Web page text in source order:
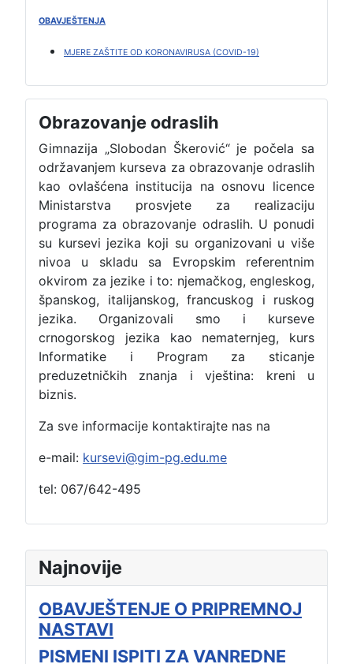
Najnovije
OBAVJEŠTENJE O PRIPREMNOJ
NASTAVI
PISMENI ISPITI ZA VANREDNE
OBAVJEŠTENJA
MJERE ZAŠTITE OD KORONAVIRUSA (COVID-19)
Obrazovanje odraslih
Gimnazija „Slobodan Škerović“ je počela sa
održavanjem kurseva za obrazovanje odraslih
kao ovlašćena institucija na osnovu licence
Ministarstva prosvjete za realizaciju
programa za obrazovanje odraslih. U ponudi
su kursevi jezika koji su organizovani u više
nivoa u skladu sa Evropskim referentnim
okvirom za jezike i to: njemačkog, engleskog,
španskog, italijanskog, francuskog i ruskog
jezika. Organizovali smo i kurseve
crnogorskog jezika kao nematernjeg, kurs
Informatike i Program za sticanje
preduzetničkih znanja i vještina: kreni u
biznis.
Za sve informacije kontaktirajte nas na
e-mail: kursevi@gim-pg.edu.me
tel: 067/642-495